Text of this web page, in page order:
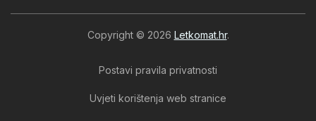
Copyright © 2026 Letkomat.hr.
Postavi pravila privatnosti
Uvjeti korištenja web stranice